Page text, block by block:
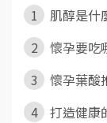
1
肌醇是什
2
懷孕要吃
3
懷孕葉酸
4
打造健